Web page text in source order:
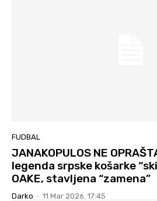
FUDBAL
JANAKOPULOS NE
legenda srpske košarke
OAKE, stavljena “zamena”
Darko - 11 Mar 2026. 17:45